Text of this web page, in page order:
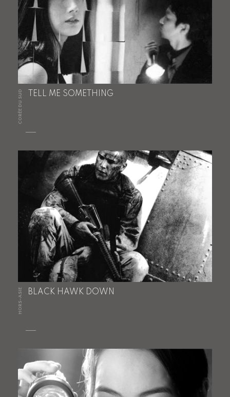
CORÉE DU SUD TELL ME SOMETHING
HORS-ASIE BLACK HAWK DOWN